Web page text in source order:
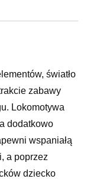
światło
zabawy
Lokomotywa
dodatkowo
wspaniałą
a poprzez
dziecko